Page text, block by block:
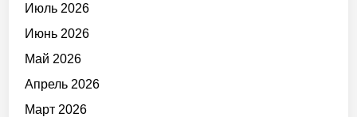
Июль 2026
Июнь 2026
Май 2026
Апрель 2026
Март 2026